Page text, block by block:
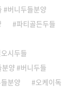
#버니두들분양
파티골든두들
시두들
양 #버니두들
분양
오케이독